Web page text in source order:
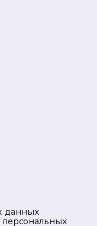
данных
персональных